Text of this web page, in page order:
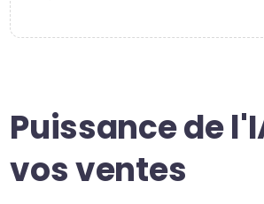
Puissance de
vos ventes